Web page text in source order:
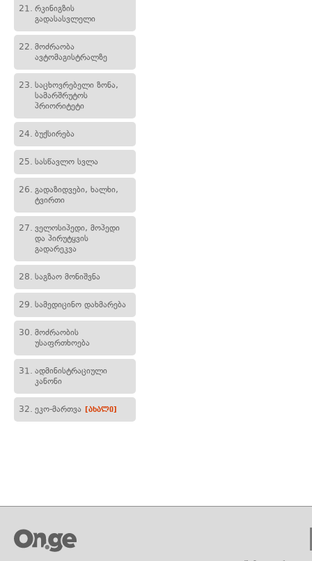
21. რკინიგზის
გადასასვლელი
22. მოძრაობა
ავტომაგისტრალზე
23. საცხოვრებელი ზონა,
სამარშრუტოს
პრიორიტეტი
24. ბუქსირება
25. სასწავლო სვლა
26. გადაზიდვები, ხალხი,
ტვირთი
27. ველოსიპედი, მოპედი
და პირუტყვის
გადარეკვა
28. საგზაო მონიშვნა
29. სამედიცინო დახმარება
30. მოძრაობის
უსაფრთხოება
31. ადმინისტრაციული
კანონი
32. ეკო-მართვა [ახალი]